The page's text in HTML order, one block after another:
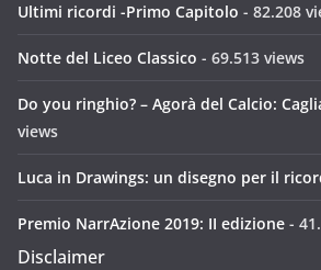
Ultimi ricordi -Primo Capitolo - 82.208
Notte del Liceo Classico - 69.513 views
Do you ringhio? – Agorà del Calcio:
views
Luca in Drawings: un disegno per il
Premio NarrAzione 2019: II edizione -
Disclaimer